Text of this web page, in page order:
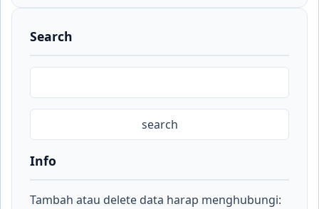
Search
Info
Tambah atau delete data harap menghubungi: